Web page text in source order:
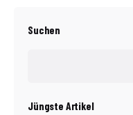
Suchen
Jüngste Artikel